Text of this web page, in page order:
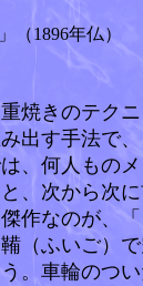
（1896年仏）
焼きのテク
出す手法で
、何人もの
、次から次
なのが、「
（ふいご）
。車輪のつい